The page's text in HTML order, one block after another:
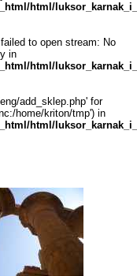
html/
to open stream: No
in
html/
add_sklep.php' for
home/kriton/tmp') in
html/